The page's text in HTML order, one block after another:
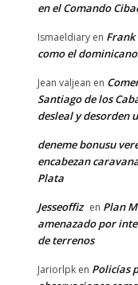
en el Comando
Ismaeldiary en Frank
como el
Jean valjean en
Santiago de los
desleal y desorden
deneme bonusu
encabezan
Plata
Jesseoffiz en Plan
amenazado por
de terrenos
Jariorlpk en Policías